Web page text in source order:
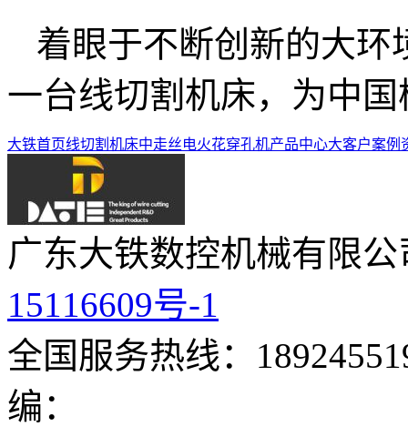
着眼于不断创新的大环
一台线切割机床，为中
大铁首页线切割机床中走丝电火花穿孔机产品中心大客户案例
广东大铁数控机械有限公
15116609号-1
全国服务热线：
编：